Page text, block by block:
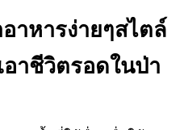
าหารง่ายๆสไตล์
อาชีวิตรอดในป่า